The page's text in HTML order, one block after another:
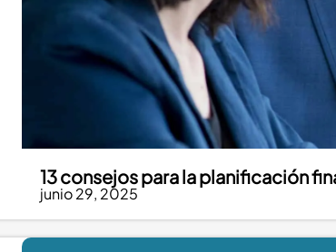
13 consejos para la planificación
junio 29, 2025